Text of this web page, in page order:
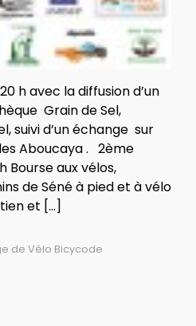
h avec la diffusion d’un
Grain de Sel,
suivi d’un échange sur
Aboucaya . 2ème
Bourse aux vélos,
de Séné à pied et à vélo
et […]
de Vélo Bicycode